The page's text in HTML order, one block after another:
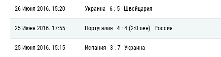
26 Июня 2016. 15:20 Украина 6 : 5 Швейцария
25 Июня 2016. 17:55 Португалия 4 : 4 (2:0 пен) Россия
25 Июня 2016. 15:15 Испания 3 : 7 Украина